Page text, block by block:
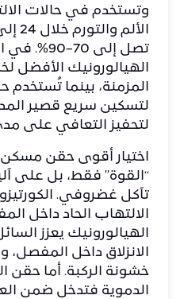
وتستخدم في حالات
تصل إلى
الهيالورونيك الأفضل
المزمنة، بينما تُستخدم
لتسكين سريع قصير
لتحفيز التعافي على
اختيار أقوى حقن
“القوة” فقط، بل على
تآكل غضروفي.
الالتهاب الحاد داخل
الهيالورونيك يعزز
الانزلاق داخل
خشونة الركبة. أما حقن
الدموية فتدخل ضمن